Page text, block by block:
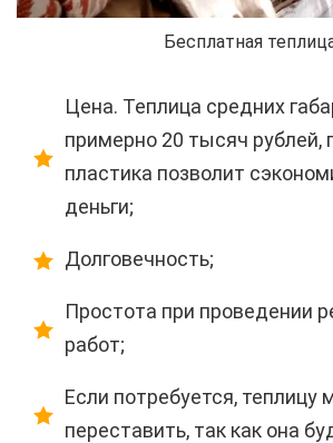
Бесплатная
Цена. Теплица средних
примерно 20 тысяч рублей,
пластика позволит
деньги;
Долговечность;
Простота при проведении
работ;
Если потребуется, теплицу
переставить, так как она